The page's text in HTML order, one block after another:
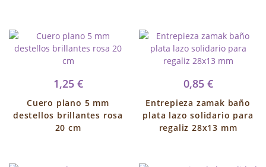
1,25 €
Cuero plano 5 mm
destellos brillantes rosa
20 cm
0,85 €
Entrepieza zamak baño
plata lazo solidario para
regaliz 28x13 mm